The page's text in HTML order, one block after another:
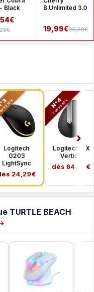
Black
B.Unlimited 3.0
19,99€35,30€
VENTE
Logitech
G203
LightSync
24,29€
N°4
TOP VENTE
Logitech MX
Vertical
dès 64,99€
TURTLE BEACH